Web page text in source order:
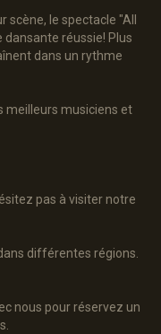
scène, le spectacle "All
dansante réussie! Plus
dans un rythme
meilleurs musiciens et
pas à visiter notre
différentes régions.
nous pour réservez un